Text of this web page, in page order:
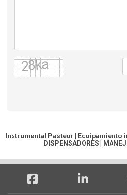
Instrumental Pasteur | Equipamiento
DISPENSADORES